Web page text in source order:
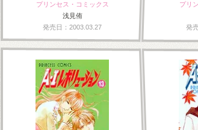
プリンセス・コミックス
浅見侑
発売日：2003.03.27
プリ
発